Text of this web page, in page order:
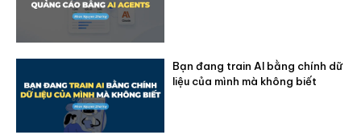
Bạn đang train AI bằng chính dữ
liệu của mình mà không biết